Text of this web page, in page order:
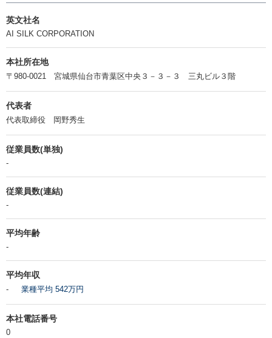
英文社名
AI SILK CORPORATION
本社所在地
〒980-0021 宮城県仙台市青葉区中央３－３－３ 三丸ビル３階
代表者
代表取締役 岡野秀生
従業員数(単独)
-
従業員数(連結)
-
平均年齢
-
平均年収
- 業種平均 542万円
本社電話番号
0